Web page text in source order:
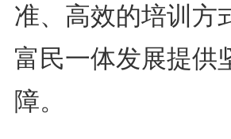
准、高效的培训方
富民一体发展提供
障。